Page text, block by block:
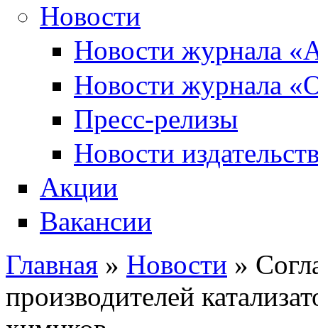
Новости
Новости журнала
Новости журнала
Пресс-релизы
Новости
Акции
Вакансии
Вы здесь
Главная » Новости »
производителей